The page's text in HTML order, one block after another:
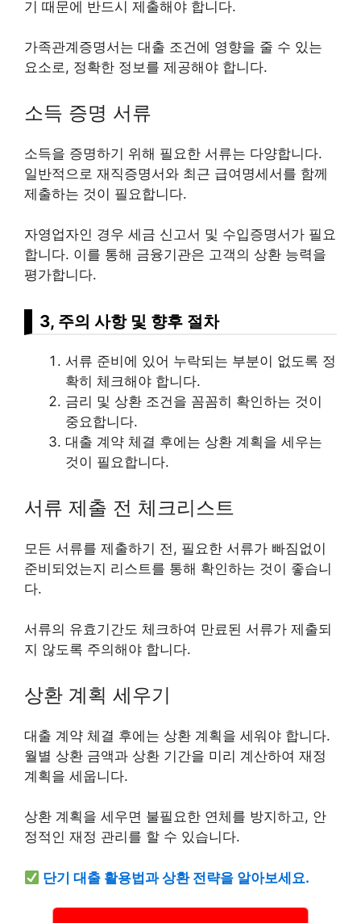
기 때문에 반드시 제출해야 합니다.
가족관계증명서는 대출 조건에 영향을 줄 수 있는
요소로, 정확한 정보를 제공해야 합니다.
소득 증명 서류
소득을 증명하기 위해 필요한 서류는 다양합니다.
일반적으로 재직증명서와 최근 급여명세서를 함께
제출하는 것이 필요합니다.
자영업자인 경우 세금 신고서 및 수입증명서가 필요
합니다. 이를 통해 금융기관은 고객의 상환 능력을
평가합니다.
3, 주의 사항 및 향후 절차
서류 준비에 있어 누락되는 부분이 없도록 정
확히 체크해야 합니다.
금리 및 상환 조건을 꼼꼼히 확인하는 것이
중요합니다.
대출 계약 체결 후에는 상환 계획을 세우는
것이 필요합니다.
서류 제출 전 체크리스트
모든 서류를 제출하기 전, 필요한 서류가 빠짐없이
준비되었는지 리스트를 통해 확인하는 것이 좋습니
다.
서류의 유효기간도 체크하여 만료된 서류가 제출되
지 않도록 주의해야 합니다.
상환 계획 세우기
대출 계약 체결 후에는 상환 계획을 세워야 합니다.
월별 상환 금액과 상환 기간을 미리 계산하여 재정
계획을 세웁니다.
상환 계획을 세우면 불필요한 연체를 방지하고, 안
정적인 재정 관리를 할 수 있습니다.
단기 대출 활용법과 상환 전략을 알아보세요.